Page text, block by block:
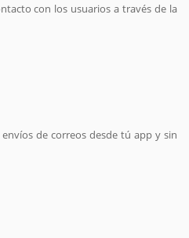
con los usuarios a través de la
de correos desde tú app y sin